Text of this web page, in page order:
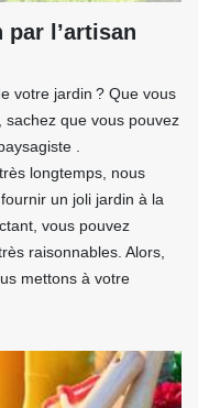
par l’artisan
votre jardin ? Que vous
que vous pouvez
.
longtemps, nous
un joli jardin à la
vous pouvez
raisonnables. Alors,
mettons à votre